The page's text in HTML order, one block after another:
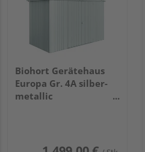
Biohort Gerätehaus
Europa Gr. 4A silber-
metallic